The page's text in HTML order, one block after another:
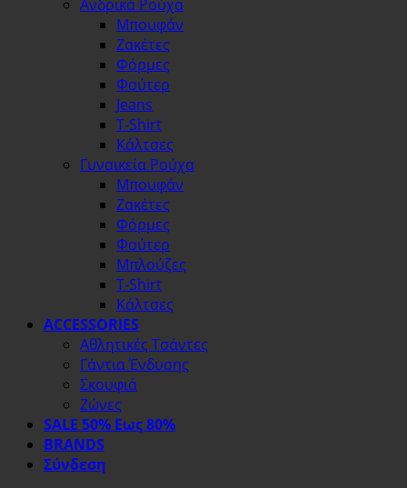
Ανδρικά Ρούχα
Μπουφάν
Ζακέτες
Φόρμες
Φούτερ
Jeans
T-Shirt
Κάλτσες
Γυναικεία Ρούχα
Μπουφάν
Ζακέτες
Φόρμες
Φούτερ
Μπλούζες
T-Shirt
Κάλτσες
ACCESSORIES
Αθλητικές Τσάντες
Γάντια Ένδυσης
Σκουφιά
Ζώνες
SALE 50% Εως 80%
BRANDS
Σύνδεση